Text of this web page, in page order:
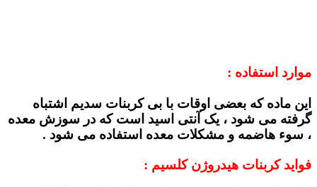
موارد استفاده :
این ماده که بعضی اوقات با بی کربنات سدیم اشتباه
گرفته می شود ، یک آنتی اسید است که در سوزش معده
، سوء هاضمه و مشکلات معده استفاده می شود .
فوایدکربنات هیدروژن کلسیم :